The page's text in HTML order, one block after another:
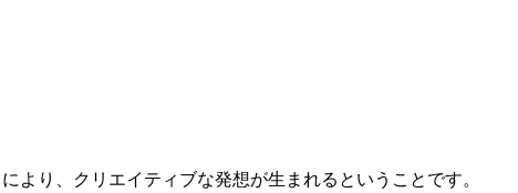
より、クリエイティブな発想が生まれるということです。